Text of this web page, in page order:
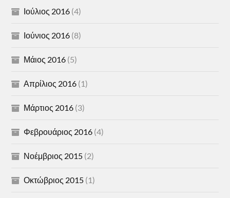
Ιούλιος 2016 (4)
Ιούνιος 2016 (8)
Μάιος 2016 (5)
Απρίλιος 2016 (1)
Μάρτιος 2016 (3)
Φεβρουάριος 2016 (4)
Νοέμβριος 2015 (2)
Οκτώβριος 2015 (1)